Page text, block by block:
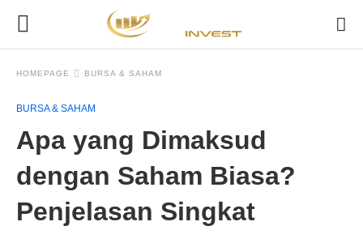
HOMEPAGE BURSA & SAHAM
BURSA & SAHAM
Apa yang Dimaksud
dengan Saham Biasa?
Penjelasan Singkat